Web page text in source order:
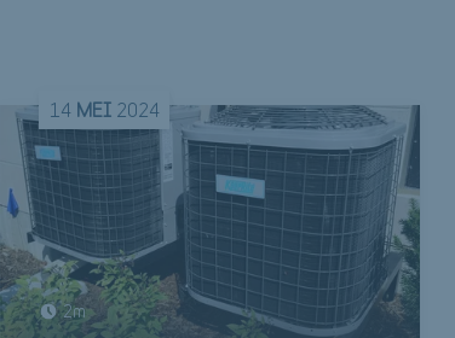
14 MEI 2024
2m